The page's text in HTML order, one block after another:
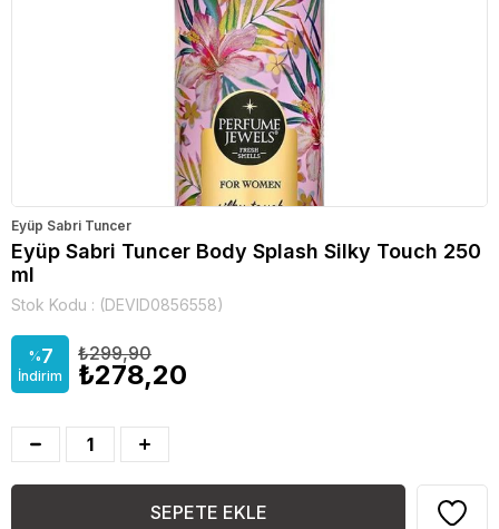
Eyüp Sabri Tuncer
Eyüp Sabri Tuncer Body Splash Silky Touch 250
ml
Stok Kodu (DEVID0856558)
%7
İndirim
₺299,90
₺278,20